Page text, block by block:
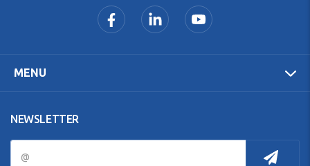
MENU
NEWSLETTER